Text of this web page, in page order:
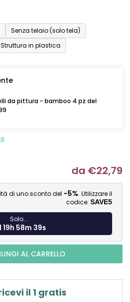
Senza telaio (solo tela)
Struttura in plastica
da pittura - bamboo 4 pz del
da €22,79
di uno sconto del -5%. Utilizzare il
codice: SAVE5
Solo...
19h 58m 39s
AL CARRELLO
il 1 gratis